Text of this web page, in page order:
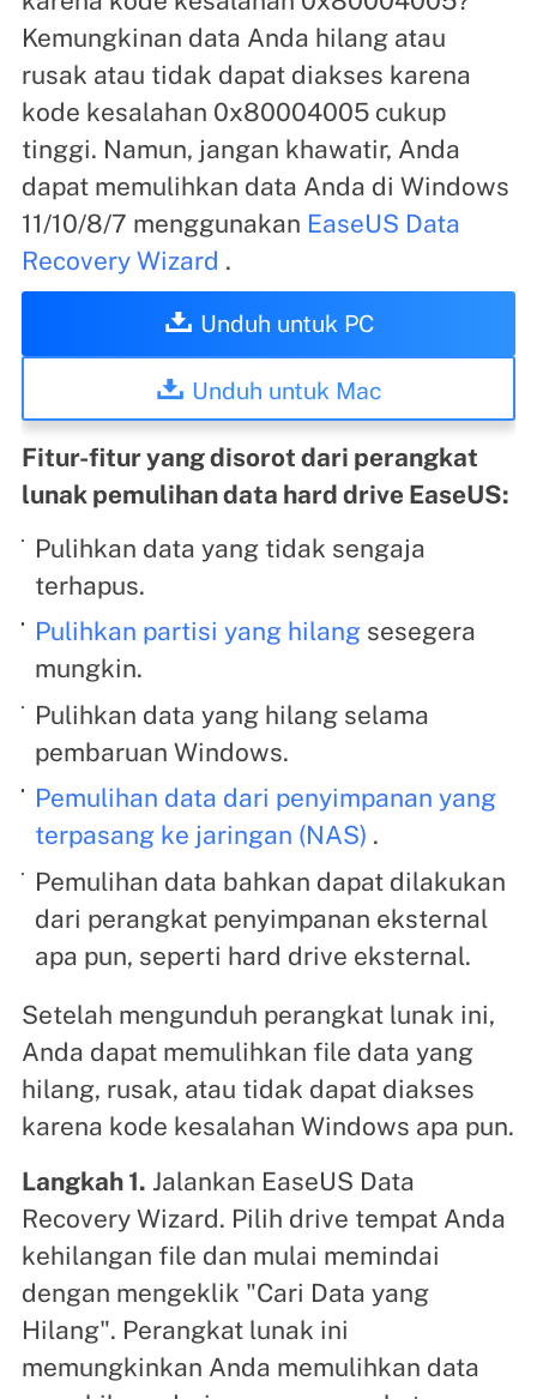
Kemungkinan data Anda hilang atau
rusak atau tidak dapat diakses karena
kode kesalahan 0x80004005 cukup
tinggi. Namun, jangan khawatir, Anda
dapat memulihkan data Anda di Windows
11/10/8/7 menggunakan EaseUS Data
Recovery Wizard .
Unduh untuk PC
Unduh untuk Mac
Fitur-fitur yang disorot dari perangkat
lunak pemulihan data hard drive EaseUS:
Pulihkan data yang tidak sengaja
terhapus.
Pulihkan partisi yang hilang sesegera
mungkin.
Pulihkan data yang hilang selama
pembaruan Windows.
Pemulihan data dari penyimpanan yang
terpasang ke jaringan (NAS) .
Pemulihan data bahkan dapat dilakukan
dari perangkat penyimpanan eksternal
apa pun, seperti hard drive eksternal.
Setelah mengunduh perangkat lunak ini,
Anda dapat memulihkan file data yang
hilang, rusak, atau tidak dapat diakses
karena kode kesalahan Windows apa pun.
Langkah 1. Jalankan EaseUS Data
Recovery Wizard. Pilih drive tempat Anda
kehilangan file dan mulai memindai
dengan mengeklik "Cari Data yang
Hilang". Perangkat lunak ini
memungkinkan Anda memulihkan data